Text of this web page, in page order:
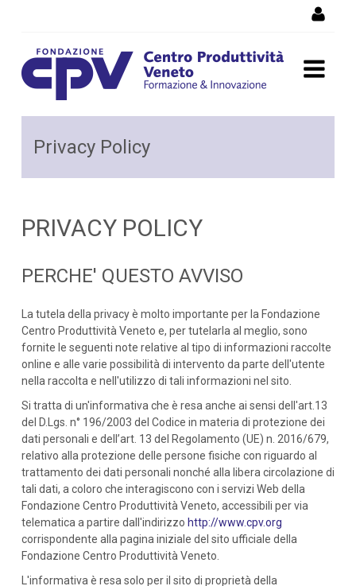
Privacy Policy
Privacy Policy
PRIVACY POLICY
PERCHE' QUESTO AVVISO
La tutela della privacy è molto importante per la Fondazione
Centro Produttività Veneto e, per tutelarla al meglio, sono
fornite le seguenti note relative al tipo di informazioni raccolte
online e alle varie possibilità di intervento da parte dell'utente
nella raccolta e nell'utilizzo di tali informazioni nel sito.
Si tratta di un'informativa che è resa anche ai sensi dell'art.13
del D.Lgs. n° 196/2003 del Codice in materia di protezione dei
dati personali e dell’art. 13 del Regolamento (UE) n. 2016/679,
relativo alla protezione delle persone fisiche con riguardo al
trattamento dei dati personali nonché alla libera circolazione di
tali dati, a coloro che interagiscono con i servizi Web della
Fondazione Centro Produttività Veneto, accessibili per via
telematica a partire dall'indirizzo http://www.cpv.org
corrispondente alla pagina iniziale del sito ufficiale della
Fondazione Centro Produttività Veneto.
L'informativa è resa solo per il sito di proprietà della